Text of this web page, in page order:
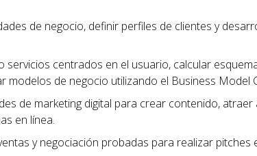
de negocio, definir perfiles de clientes y
servicios centrados en el usuario, calcular
modelos de negocio utilizando el Business Model
de marketing digital para crear contenido,
en línea.
y negociación probadas para realizar